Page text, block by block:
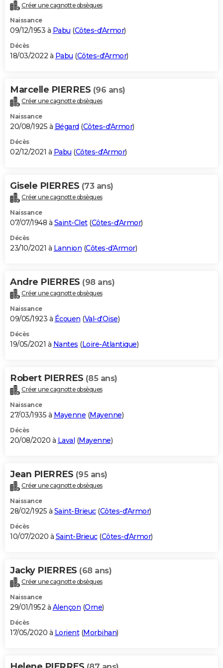
Créer une cagnotte obsèques
Naissance
09/12/1953 à Pabu (Côtes-d'Armor)
Décès
18/03/2022 à Pabu (Côtes-d'Armor)
Marcelle PIERRES (96 ans)
Créer une cagnotte obsèques
Naissance
20/08/1925 à Bégard (Côtes-d'Armor)
Décès
02/12/2021 à Pabu (Côtes-d'Armor)
Gisele PIERRES (73 ans)
Créer une cagnotte obsèques
Naissance
07/07/1948 à Saint-Clet(Côtes-d'Armor)
Décès
23/10/2021 à Lannion (Côtes-d'Armor)
Andre PIERRES (98 ans)
Créer une cagnotte obsèques
Naissance
09/05/1923 à Écouen (Val-d'Oise)
Décès
19/05/2021 à Nantes (Loire-Atlantique)
Robert PIERRES (85 ans)
Créer une cagnotte obsèques
Naissance
27/03/1935 à Mayenne (Mayenne)
Décès
20/08/2020 à Laval (Mayenne)
Jean PIERRES (95 ans)
Créer une cagnotte obsèques
Naissance
28/02/1925 à Saint-Brieuc(Côtes-d'Armor)
Décès
10/07/2020 à Saint-Brieuc(Côtes-d'Armor)
Jacky PIERRES (68 ans)
Créer une cagnotte obsèques
Naissance
29/01/1952 à Alençon (Orne)
Décès
17/05/2020 à Lorient(Morbihan)